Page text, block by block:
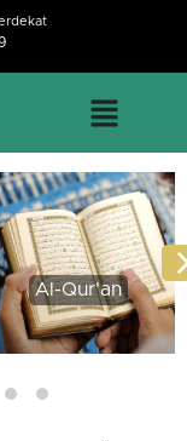
Al-Qur'an